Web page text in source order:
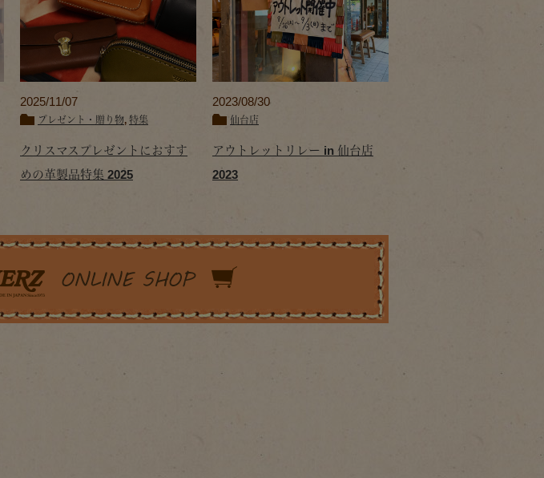
2025/11/07
プレゼント・贈り物, 特集
クリスマスプレゼントにおすす
めの革製品特集 2025
2023/08/30
仙台店
アウトレットリレー in 仙台店
2023